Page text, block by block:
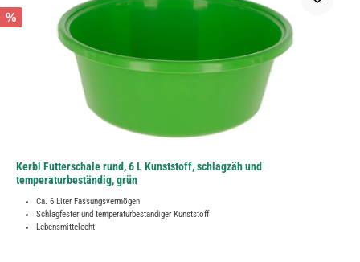
%
Kerbl Futterschale rund, 6 L Kunststoff, schlagzäh und
temperaturbeständig, grün
Ca. 6 Liter Fassungsvermögen
Schlagfester und temperaturbeständiger Kunststoff
Lebensmittelecht